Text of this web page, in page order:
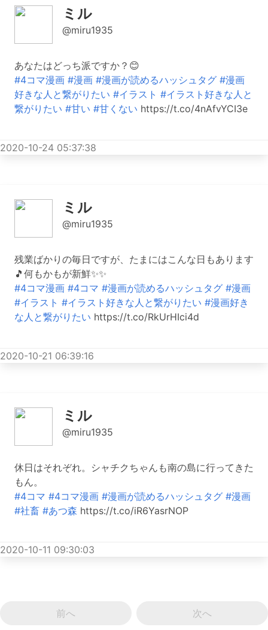
ミル
@miru1935
あなたはどっち派ですか？😊
#4コマ漫画 #漫画 #漫画が読めるハッシュタグ #漫画
好きな人と繋がりたい #イラスト #イラスト好きな人と
繋がりたい #甘い #甘くない https://t.co/4nAfvYCI3e
2020-10-24 05:37:38
ミル
@miru1935
残業ばかりの毎日ですが、たまにはこんな日もあります
🎵何もかもが新鮮✨✨
#4コマ漫画 #4コマ #漫画が読めるハッシュタグ #漫画
#イラスト #イラスト好きな人と繋がりたい #漫画好き
な人と繋がりたい https://t.co/RkUrHIci4d
2020-10-21 06:39:16
ミル
@miru1935
休日はそれぞれ。シャチクちゃんも南の島に行ってきた
もん。
#4コマ #4コマ漫画 #漫画が読めるハッシュタグ #漫画
#社畜 #あつ森 https://t.co/iR6YasrNOP
2020-10-11 09:30:03
前へ 次へ